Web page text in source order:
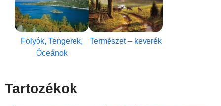
Folyók, Tengerek,
Óceánok
Természet – keverék
Tartozékok